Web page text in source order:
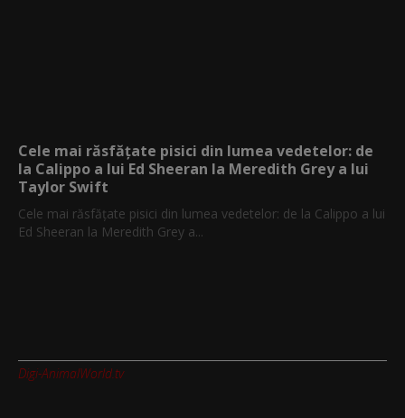
Cele mai răsfățate pisici din lumea vedetelor: de
la Calippo a lui Ed Sheeran la Meredith Grey a lui
Taylor Swift
Cele mai răsfățate pisici din lumea vedetelor: de la Calippo a lui
Ed Sheeran la Meredith Grey a...
Digi-AnimalWorld.tv